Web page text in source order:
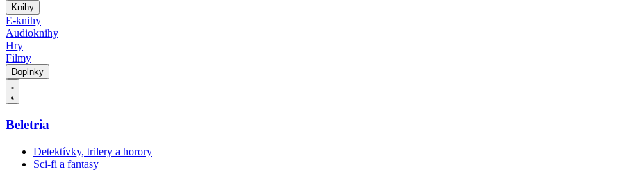
Knihy
E-knihy
Audioknihy
Hry
Filmy
Doplnky
Beletria
Detektívky, trilery a horory
Sci-fi a fantasy